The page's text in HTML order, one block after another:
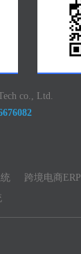
co., Ltd.
跨境电商ERP